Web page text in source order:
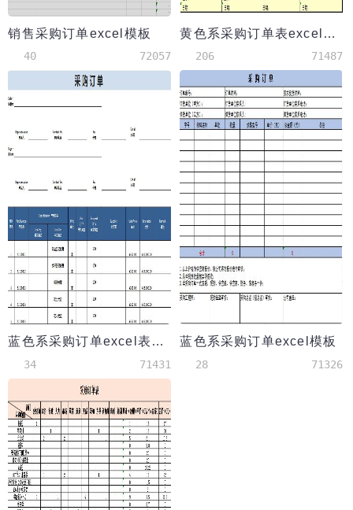
销售采购订单excel模板
40 72057
黄色系采购订单表excel模板
206 71487
蓝色系采购订单excel表格模板
34 71431
蓝色系采购订单excel模板
28 71326